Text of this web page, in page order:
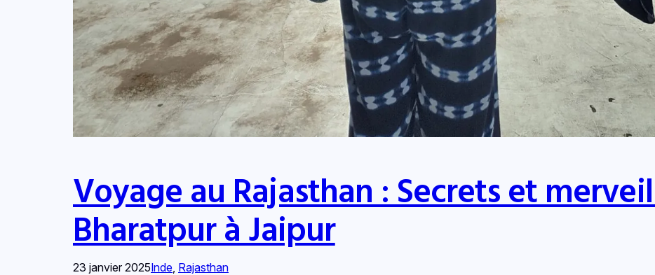
Voyage au Rajasthan : Secrets et
Bharatpur à Jaipur
23 janvier 2025Inde Rajasthan